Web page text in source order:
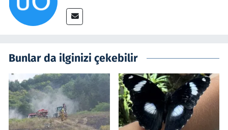
Bunlar da ilginizi çekebilir